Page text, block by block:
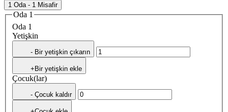
1 Oda - 1 Misafir
Oda 1
Oda 1
Yetişkin
- Bir yetişkin çıkarın
+Bir yetişkin ekle
Çocuk(lar)
- Çocuk kaldır